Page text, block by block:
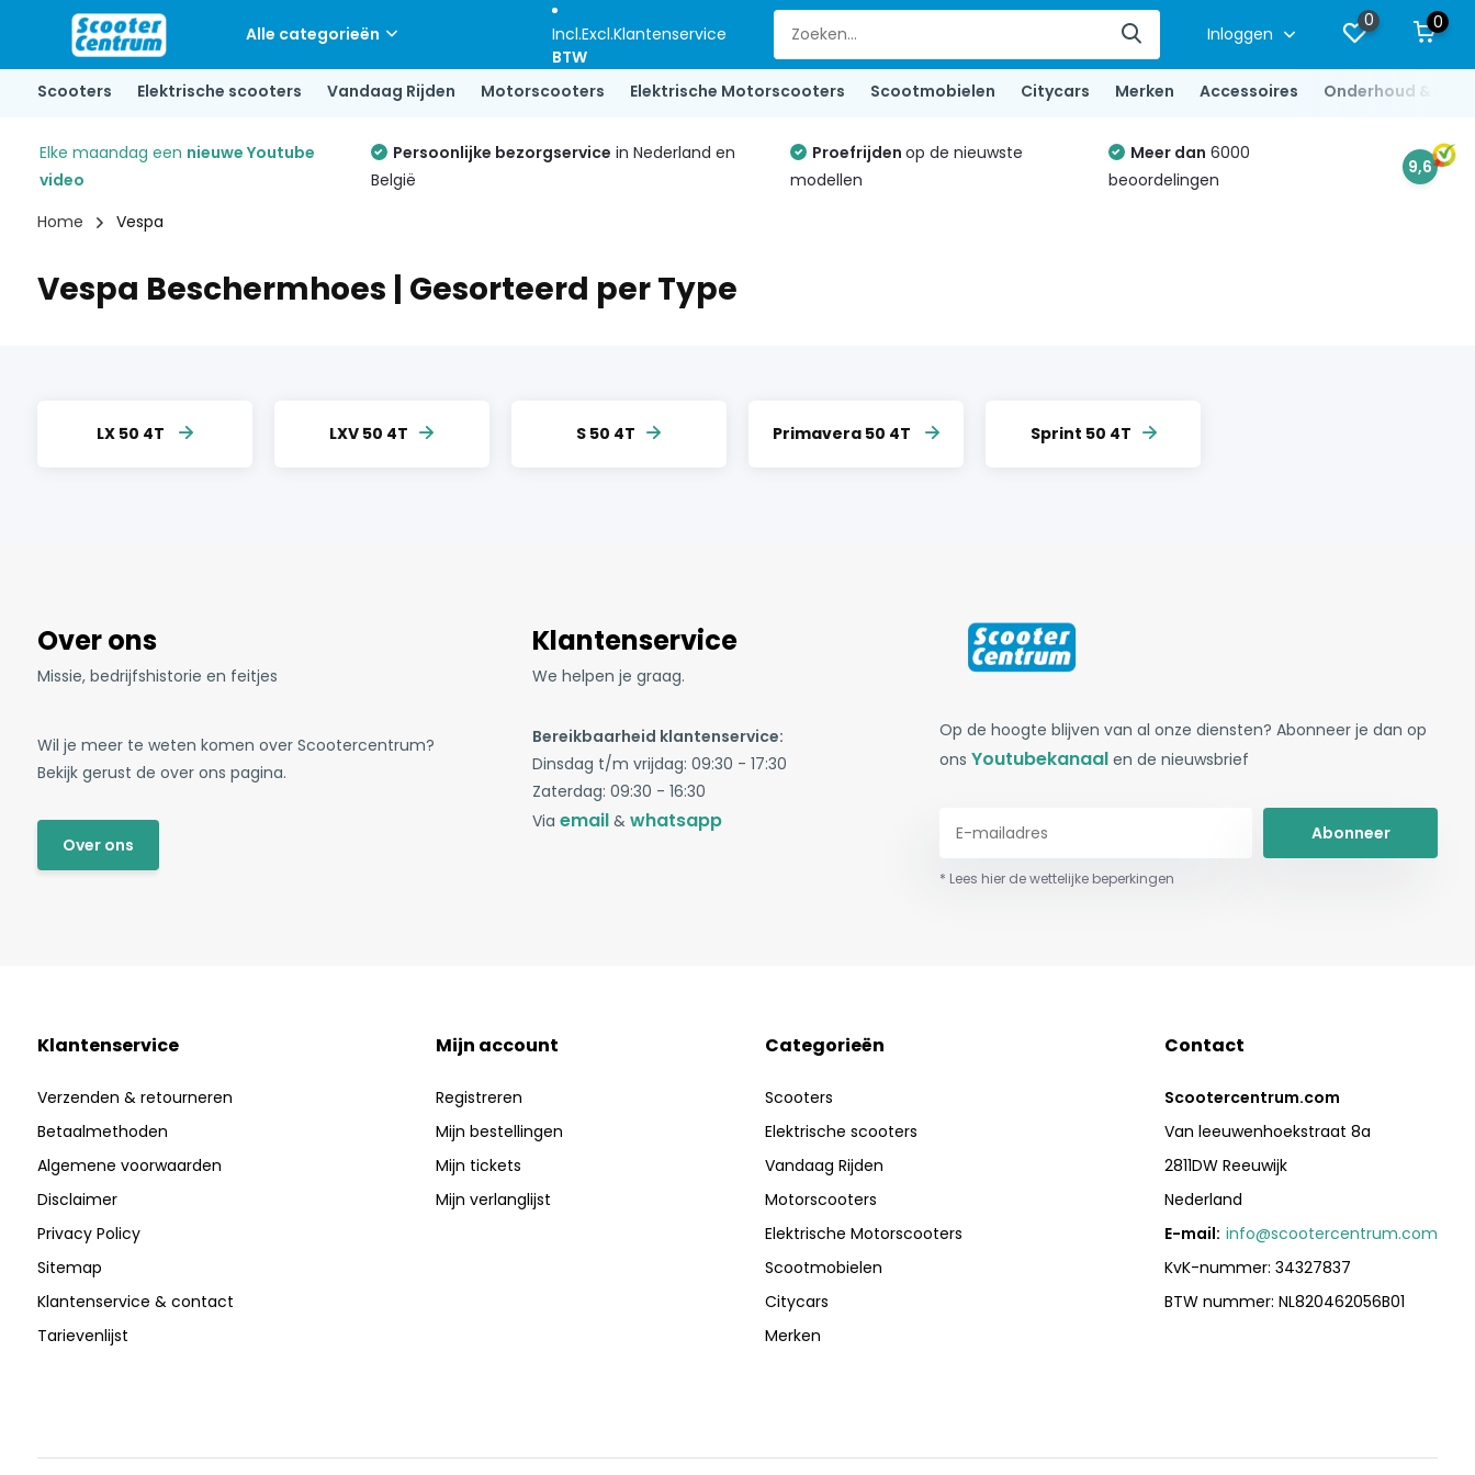
Alle categorieën Incl.Excl.
BTW
Klantenservice Inloggen
0 0
Scooters Elektrische scooters Vandaag Rijden Motorscooters Elektrische Motorscooters Scootmobielen Citycars Merken Accessoires Onderhoud &
Elke maandag een nieuwe Youtube
video
Persoonlijke bezorgservice in Nederland en
België
Proefrijdenop de nieuwste
modellen
Meer dan 6000
beoordelingen
9,6
Home Vespa
Vespa Beschermhoes | Gesorteerd per Type
LX 50 4T LXV 50 4T S 50 4T Primavera 50 4T Sprint 50 4T
Over ons
Missie, bedrijfshistorie en feitjes
Wil je meer te weten komen over Scootercentrum?
Bekijk gerust de over ons pagina.
Over ons
Klantenservice
We helpen je graag.
Bereikbaarheid klantenservice:
Dinsdag t/m vrijdag: 09:30 - 17:30
Zaterdag: 09:30 - 16:30
Via email& whatsapp
Op de hoogte blijven van al onze diensten? Abonneer je dan op
onsYoutubekanaal en de nieuwsbrief
Abonneer
* Lees hier de wettelijke beperkingen
Klantenservice
Verzenden & retourneren
Betaalmethoden
Algemene voorwaarden
Disclaimer
Privacy Policy
Sitemap
Klantenservice & contact
Tarievenlijst
Mijn account
Registreren
Mijn bestellingen
Mijn tickets
Mijn verlanglijst
Categorieën
Scooters
Elektrische scooters
Vandaag Rijden
Motorscooters
Elektrische Motorscooters
Scootmobielen
Citycars
Merken
Contact
Scootercentrum.com
Van leeuwenhoekstraat 8a
2811DW Reeuwijk
Nederland
E-mail: info@scootercentrum.com
KvK-nummer: 34327837
BTW nummer: NL820462056B01